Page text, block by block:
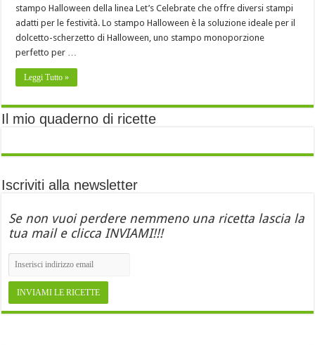
stampo Halloween della linea Let’s Celebrate che offre diversi stampi
adatti per le festività. Lo stampo Halloween è la soluzione ideale per il
dolcetto-scherzetto di Halloween, uno stampo monoporzione
perfetto per …
Leggi Tutto »
Il mio quaderno di ricette
Iscriviti alla newsletter
Se non vuoi perdere nemmeno una ricetta lascia la
tua mail e clicca INVIAMI!!!